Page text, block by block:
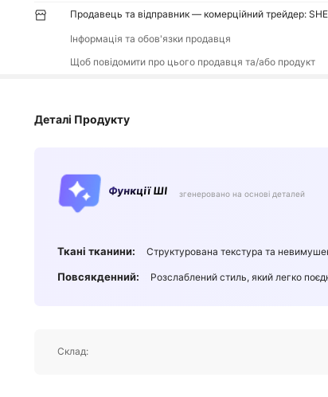
Продавець та відправник — комерційний трейдер:
Інформація та обов'язки продавця
Щоб повідомити про цього продавця та/або продукт
Деталі Продукту
Функції ШІ згенеровано на основі деталей
Ткані тканини: Структурована текстура та
Повсякденний: Розслаблений стиль, який легко
Склад: